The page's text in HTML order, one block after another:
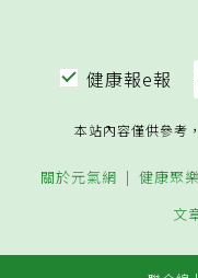
健康報e報
本站內容僅供參考
關於元氣網 健康聚
文